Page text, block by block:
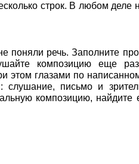
строк. В любом деле
поняли речь. Заполните
композицию еще
глазами по
письмо и
композицию, найдите